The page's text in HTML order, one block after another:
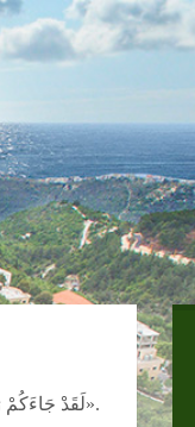
لَقَدْ جَاءَكُمْ رَسُولٌ مِنْ أَنْفُسِكُمْ عَزِيزٌ عَلَيْهِ مَا عَنِتُّمْ حَرِيصٌ عَلَيْكُمْ بِالْمُؤْمِنِينَ رَءُوفٌ رَحِيمٌ».